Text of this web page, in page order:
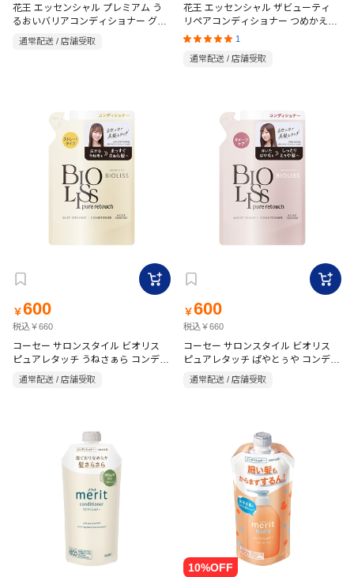
花王 エッセンシャル プレミアム う
るおいバリアコンディショナー グロ
ウ＆モイスト ポンプ つめかえ用
340mL ときめく ホワイトピーチ＆ム
通常配送 / 店舗受取
花王 エッセンシャル ザビューティ
リペアコンディショナー つめかえ用
大 700ml フローラルリュクスの香り
1
通常配送 / 店舗受取
￥600
税込￥660
コーセー サロンスタイル ビオリス
ピュアレタッチ うねさぁら コンディ
ショナー 詰替用 340ml
通常配送 / 店舗受取
￥600
税込￥660
コーセー サロンスタイル ビオリス
ピュアレタッチ ぱやとぅや コンディ
ショナー 詰替用 340ml
通常配送 / 店舗受取